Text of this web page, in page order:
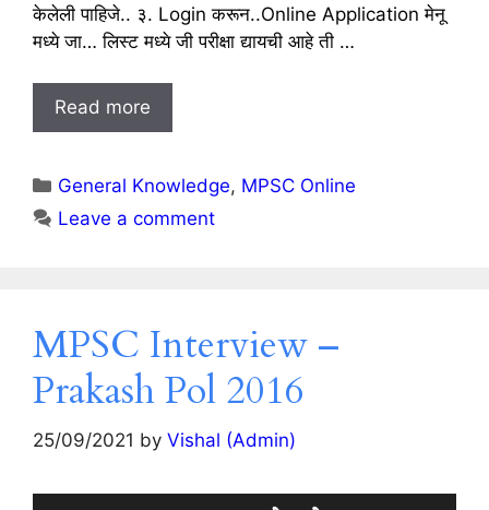
केलेली पाहिजे.. ३. Login करून..Online Application मेनू
मध्ये जा… लिस्ट मध्ये जी परीक्षा द्यायची आहे ती …
Read more
Categories
General Knowledge, MPSC Online
Leave a comment
MPSC Interview –
Prakash Pol 2016
25/09/2021 by Vishal (Admin)